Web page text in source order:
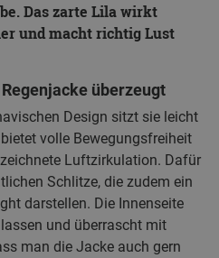
Das zarte Lila wirkt
und macht richtig Lust
überzeugt
Design sitzt sie leicht
volle Bewegungsfreiheit
Luftzirkulation. Dafür
Schlitze, die zudem ein
darstellen. Die Innenseite
und überrascht mit
man die Jacke auch gern